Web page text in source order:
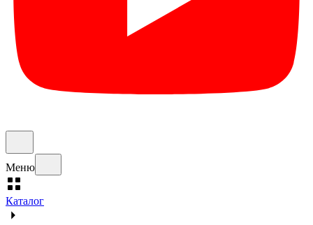
Меню
Каталог